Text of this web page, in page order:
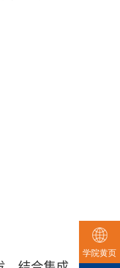
学院黄页